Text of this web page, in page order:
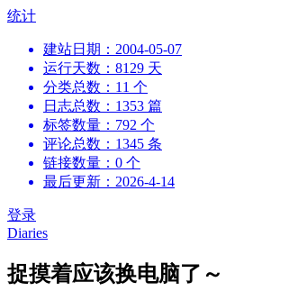
跳
统计
建站日期：2004-05-07
运行天数：8129 天
分类总数：11 个
日志总数：1353 篇
标签数量：792 个
评论总数：1345 条
链接数量：0 个
最后更新：2026-4-14
登录
Diaries
捉摸着应该换电脑了～